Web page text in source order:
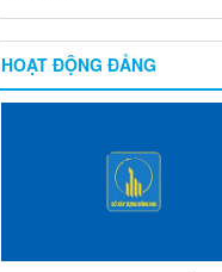
HOẠT ĐỘNG ĐẢNG